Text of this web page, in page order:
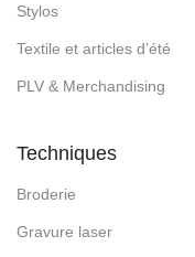
Stylos
Textile et articles d’été
PLV & Merchandising
Techniques
Broderie
Gravure laser